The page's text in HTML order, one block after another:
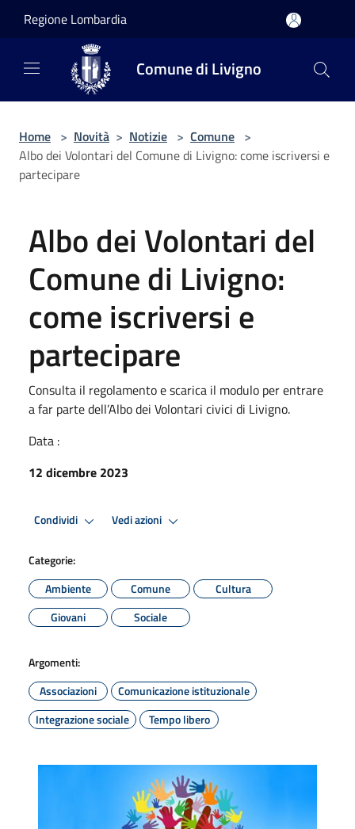
Regione Lombardia
Comune di Livigno
Home > Novità > Notizie > Comune >
Albo dei Volontari del Comune di Livigno: come iscriversi e
partecipare
Albo dei Volontari del
Comune di Livigno:
come iscriversi e
partecipare
Consulta il regolamento e scarica il modulo per entrare
a far parte dell’Albo dei Volontari civici di Livigno.
Data :
12 dicembre 2023
Condividi Vedi azioni
Categorie:
Ambiente
Comune
Cultura
Giovani
Sociale
Argomenti:
Associazioni
Comunicazione istituzionale
Integrazione sociale
Tempo libero